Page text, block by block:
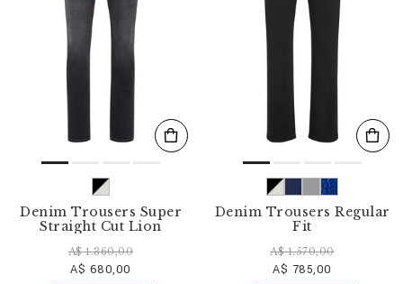
Denim Trousers Super
Straight Cut Lion
A$ 1.360,00
A$ 680,00
Denim Trousers Regular
Fit
A$ 1.570,00
A$ 785,00